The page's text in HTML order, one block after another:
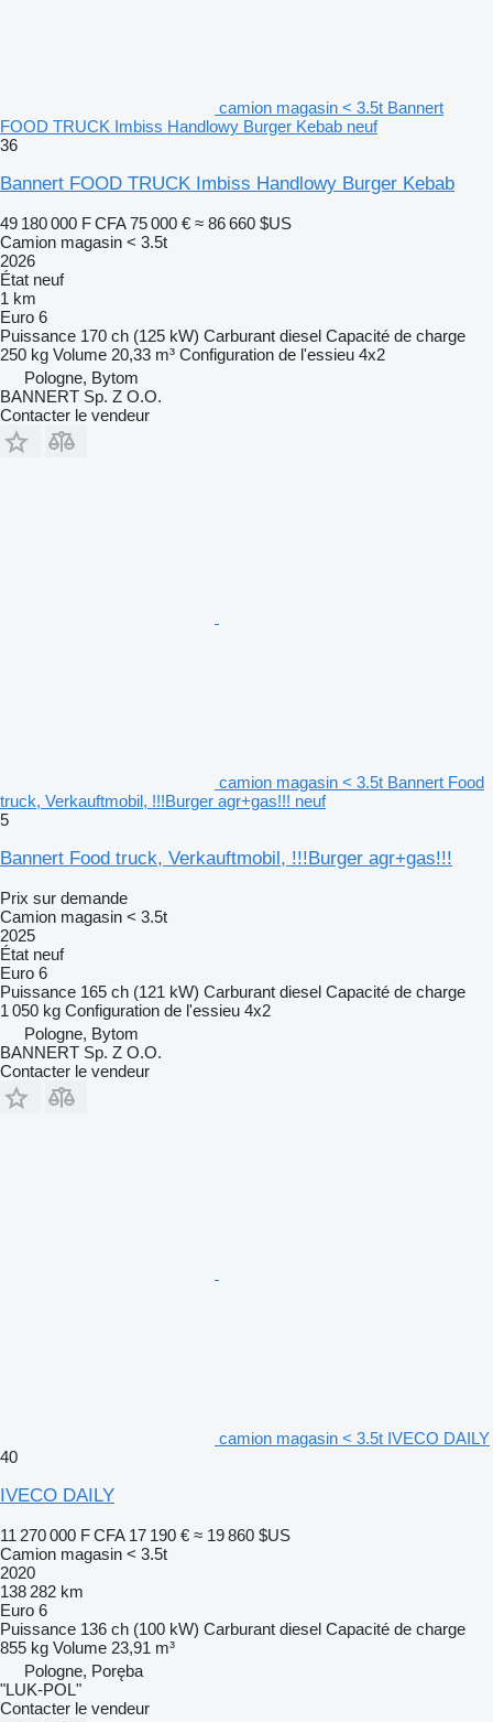
camion magasin < 3.5t Bannert
FOOD TRUCK Imbiss Handlowy Burger Kebab neuf
36
Bannert FOOD TRUCK Imbiss Handlowy Burger Kebab
49 180 000 F CFA 75 000 € ≈ 86 660 $US
Camion magasin < 3.5t
2026
État neuf
1 km
Euro 6
Puissance 170 ch (125 kW) Carburant diesel Capacité de charge
250 kg Volume 20,33 m³ Configuration de l'essieu 4x2
Pologne, Bytom
BANNERT Sp. Z O.O.
Contacter le vendeur
camion magasin < 3.5t Bannert Food
truck, Verkauftmobil, !!!Burger agr+gas!!! neuf
5
Bannert Food truck, Verkauftmobil, !!!Burger agr+gas!!!
Prix sur demande
Camion magasin < 3.5t
2025
État neuf
Euro 6
Puissance 165 ch (121 kW) Carburant diesel Capacité de charge
1 050 kg Configuration de l'essieu 4x2
Pologne, Bytom
BANNERT Sp. Z O.O.
Contacter le vendeur
camion magasin < 3.5t IVECO DAILY
40
IVECO DAILY
11 270 000 F CFA 17 190 € ≈ 19 860 $US
Camion magasin < 3.5t
2020
138 282 km
Euro 6
Puissance 136 ch (100 kW) Carburant diesel Capacité de charge
855 kg Volume 23,91 m³
Pologne, Poręba
"LUK-POL"
Contacter le vendeur